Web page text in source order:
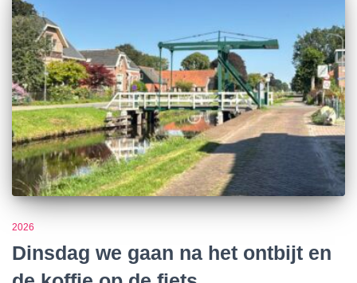
2026
Dinsdag we gaan na het ontbijt en